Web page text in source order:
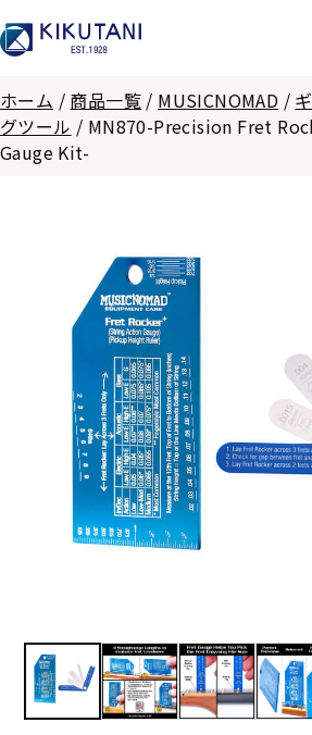
ホーム / 商品一覧 / MUSICNOMAD /
グツール / MN870-Precision Fret
Gauge Kit-